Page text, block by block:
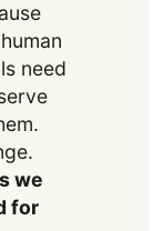
need
we
for